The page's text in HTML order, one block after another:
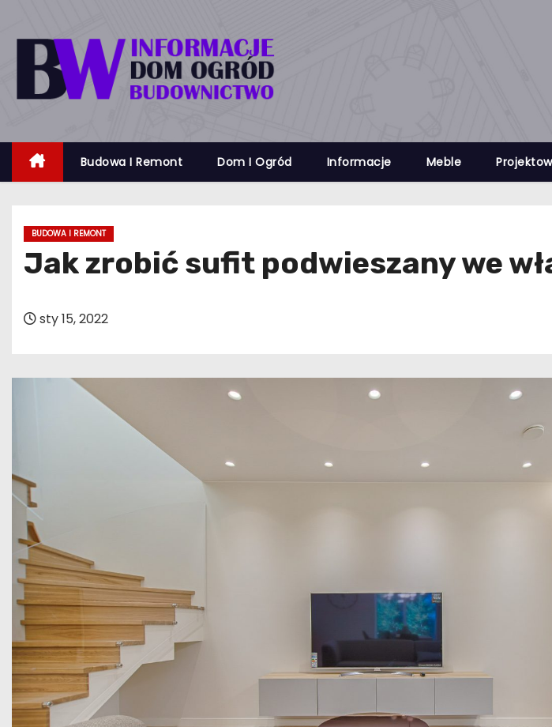
c
n
Budowa I Remont Dom I Ogród Informacje Meble
BUDOWA I REMONT
Jak zrobić sufit podwieszany we
sty 15, 2022